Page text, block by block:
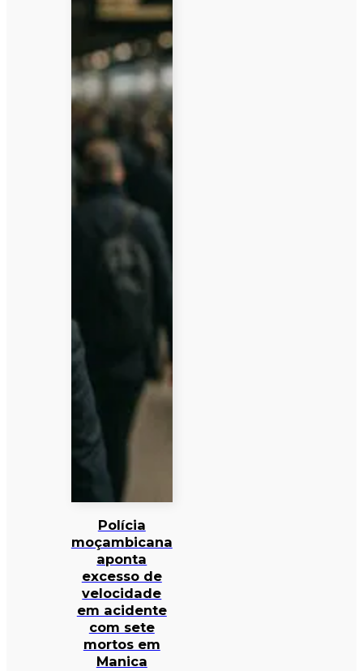
Polícia
moçambicana
aponta
excesso de
velocidade
em acidente
com sete
mortos em
Manica